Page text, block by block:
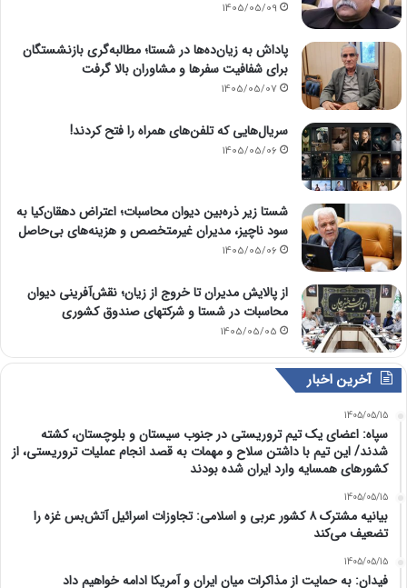
1405/05/09
پاداش به زیان‌ده‌ها در شستا؛ مطالبه‌گری بازنشستگان
برای شفافیت سفرها و مشاوران بالا گرفت
1405/05/07
سریال‌هایی که تلفن‌های همراه را فتح کردند!
1405/05/06
شستا زیر ذره‌بین دیوان محاسبات؛ اعتراض دهقان‌کیا به
سود ناچیز، مدیران غیرمتخصص و هزینه‌های بی‌حاصل
1405/05/06
از پالایش مدیران تا خروج از زیان؛ نقش‌آفرینی دیوان
محاسبات در شستا و شرکتهای صندوق کشوری
1405/05/05
آخرین اخبار
1405/05/15
سپاه: اعضای یک تیم تروریستی در جنوب سیستان و بلوچستان، کشته
شدند/ این تیم با داشتن سلاح و مهمات به قصد انجام عملیات تروریستی، از
کشورهای همسایه وارد ایران شده بودند
1405/05/15
بیانیه مشترک ۸ کشور عربی و اسلامی: تجاوزات اسرائیل آتش‌بس غزه را
تضعیف می‌کند
1405/05/15
فیدان: به حمایت از مذاکرات میان ایران و آمریکا ادامه خواهیم داد